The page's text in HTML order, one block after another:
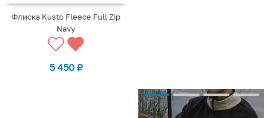
Флиска Kusto Fleece Full Zip
Navy
5 450 ₽